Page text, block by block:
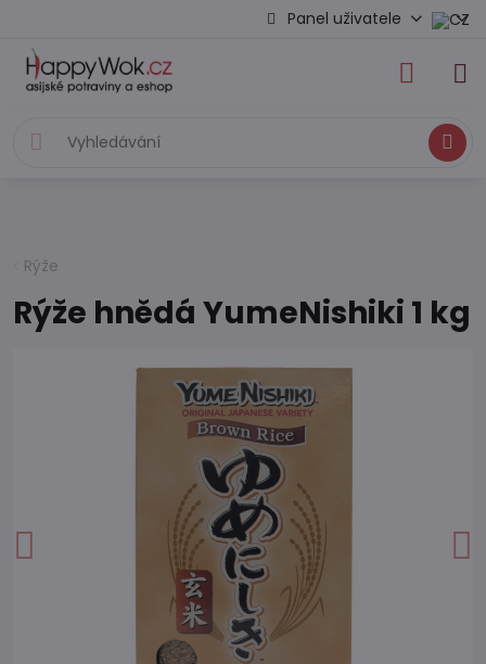
Panel uživatele
Hledat
Rýže
Rýže hnědá YumeNishiki 1 kg